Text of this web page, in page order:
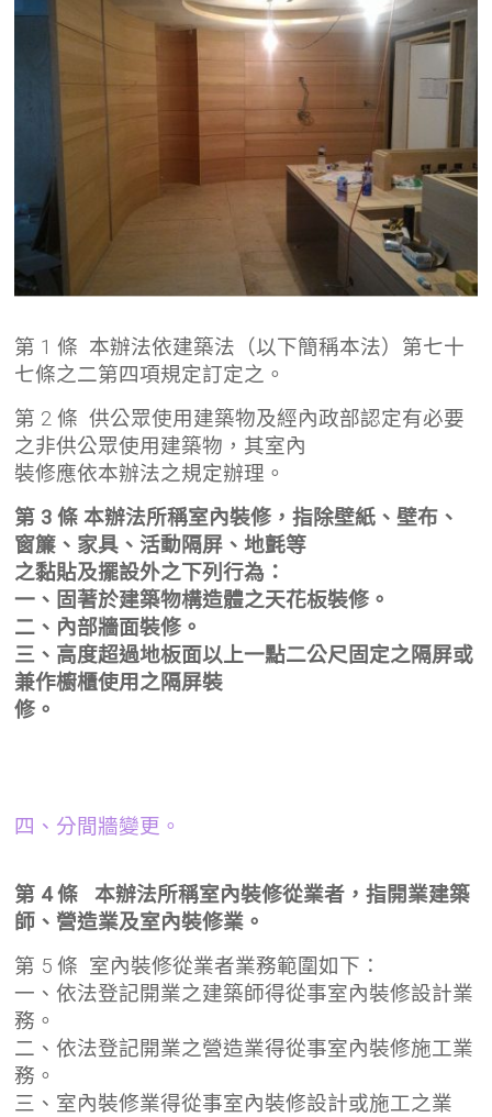
第 1 條 本辦法依建築法（以下簡稱本法）第七十
七條之二第四項規定訂定之。
第 2 條 供公眾使用建築物及經內政部認定有必要
之非供公眾使用建築物，其室內
裝修應依本辦法之規定辦理。
第 3 條 本辦法所稱室內裝修，指除壁紙、壁布、
窗簾、家具、活動隔屏、地氈等
之黏貼及擺設外之下列行為：
一、固著於建築物構造體之天花板裝修。
二、內部牆面裝修。
三、高度超過地板面以上一點二公尺固定之隔屏或
兼作櫥櫃使用之隔屏裝
修。
四、分間牆變更。
第 4 條 本辦法所稱室內裝修從業者，指開業建築
師、營造業及室內裝修業。
第 5 條 室內裝修從業者業務範圍如下：
一、依法登記開業之建築師得從事室內裝修設計業
務。
二、依法登記開業之營造業得從事室內裝修施工業
務。
三、室內裝修業得從事室內裝修設計或施工之業